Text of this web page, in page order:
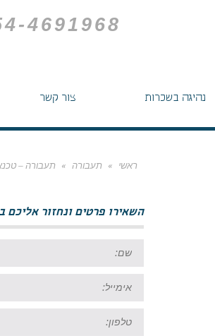
4691968
נהיגה בשכרות צור קשר
ראשי » תעבורה » תעבורה –
השאירו פרטים ונחזור אליכם